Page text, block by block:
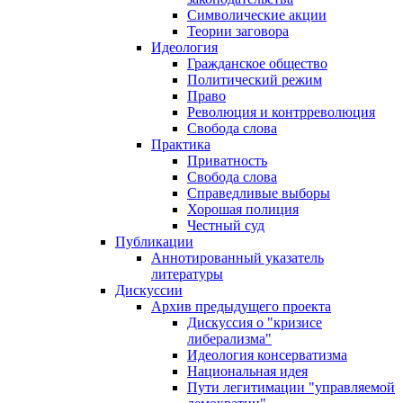
Символические акции
Теории заговора
Идеология
Гражданское общество
Политический режим
Право
Революция и контрреволюция
Свобода слова
Практика
Приватность
Свобода слова
Справедливые выборы
Хорошая полиция
Честный суд
Публикации
Аннотированный указатель
литературы
Дискуссии
Архив предыдущего проекта
Дискуссия о "кризисе
либерализма"
Идеология консерватизма
Национальная идея
Пути легитимации "управляемой